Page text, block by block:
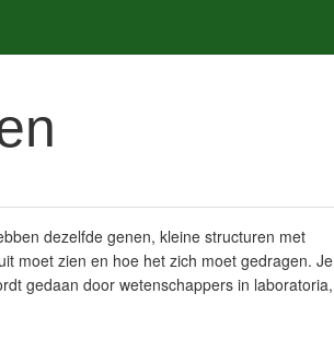
dezelfde genen, kleine structuren met
moet zien en hoe het zich moet gedragen. Je
gedaan door wetenschappers in laboratoria,